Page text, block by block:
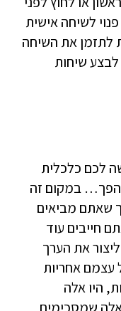
לשיחה אישית
לתזמן את השיחה
לבצע שיחות
לכם כלכלית
במקום זה
שאתם מביאים
חייבים עוד
את הערך
עצמם אחריות
היו אלה